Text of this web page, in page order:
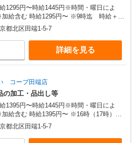
1295円〜時給1445円※時間・曜日によ
1295円〜 ※9時迄 時給＋
※16時（17時）以降 時給＋150円 ※日・
給＋150円
都北区田端1-5-7
詳細を見る
コープ田端店
の加工・品出し等
1395円〜時給1445円※時間・曜日によ
円〜 ※16時（17時）以
＋50円 ※日・祝日 時給＋100円
都北区田端1-5-7